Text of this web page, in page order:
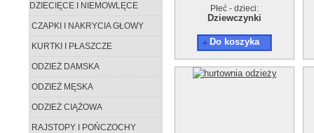
DZIECIĘCE I NIEMOWLĘCE
CZAPKI I NAKRYCIA GŁOWY
KURTKI I PŁASZCZE
ODZIEŻ DAMSKA
ODZIEŻ MĘSKA
ODZIEŻ CIĄŻOWA
RAJSTOPY I POŃCZOCHY
Płeć - dzieci:
Dziewczynki
Do koszyka